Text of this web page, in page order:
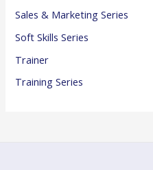
Sales & Marketing Series
Soft Skills Series
Trainer
Training Series